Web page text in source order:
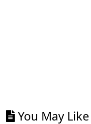
You May Like